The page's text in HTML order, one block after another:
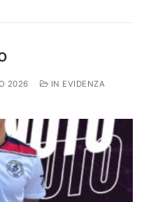
2026
IN EVIDENZA